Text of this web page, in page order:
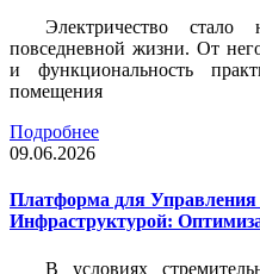
Электричество стало
повседневной жизни. От
и функциональность
помещения
Подробнее
09.06.2026
Платформа для
Инфраструктурой:
В условиях